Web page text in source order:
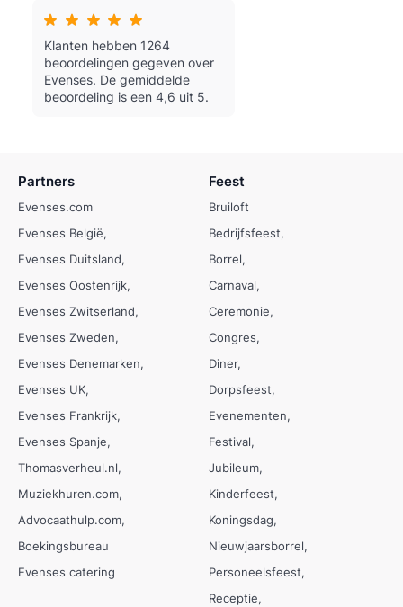
Klanten hebben 1264
beoordelingen gegeven over
Evenses. De gemiddelde
beoordeling is een 4,6 uit 5.
Partners
Evenses.com
Evenses België
Evenses Duitsland
Evenses Oostenrijk
Evenses Zwitserland
Evenses Zweden
Evenses Denemarken
Evenses UK
Evenses Frankrijk
Evenses Spanje
Thomasverheul.nl
Muziekhuren.com
Advocaathulp.com
Boekingsbureau
Evenses catering
Feest
Bruiloft
Bedrijfsfeest
Borrel
Carnaval
Ceremonie
Congres
Diner
Dorpsfeest
Evenementen
Festival
Jubileum
Kinderfeest
Koningsdag
Nieuwjaarsborrel
Personeelsfeest
Receptie